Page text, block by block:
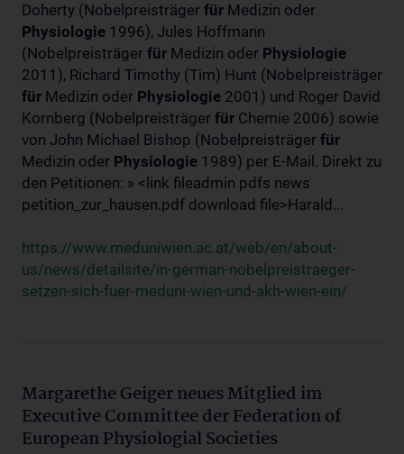
Doherty (Nobelpreisträger für Medizin oder
Physiologie 1996), Jules Hoffmann
(Nobelpreisträger für Medizin oder Physiologie
2011), Richard Timothy (Tim) Hunt (Nobelpreisträger
für Medizin oder Physiologie 2001) und Roger David
Kornberg (Nobelpreisträger für Chemie 2006) sowie
von John Michael Bishop (Nobelpreisträger für
Medizin oder Physiologie 1989) per E-Mail. Direkt zu
den Petitionen: » <link fileadmin pdfs news
petition_zur_hausen.pdf download file>Harald...
https://www.meduniwien.ac.at/web/en/about-
us/news/detailsite/in-german-nobelpreistraeger-
setzen-sich-fuer-meduni-wien-und-akh-wien-ein/
Margarethe Geiger neues Mitglied im
Executive Committee der Federation of
European Physiologial Societies